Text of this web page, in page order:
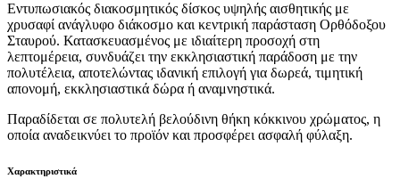
Εντυπωσιακός διακοσμητικός δίσκος υψηλής αισθητικής με
χρυσαφί ανάγλυφο διάκοσμο και κεντρική παράσταση Ορθόδοξου
Σταυρού. Κατασκευασμένος με ιδιαίτερη προσοχή στη
λεπτομέρεια, συνδυάζει την εκκλησιαστική παράδοση με την
πολυτέλεια, αποτελώντας ιδανική επιλογή για δωρεά, τιμητική
απονομή, εκκλησιαστικά δώρα ή αναμνηστικά.
Παραδίδεται σε πολυτελή βελούδινη θήκη κόκκινου χρώματος, η
οποία αναδεικνύει το προϊόν και προσφέρει ασφαλή φύλαξη.
Χαρακτηριστικά